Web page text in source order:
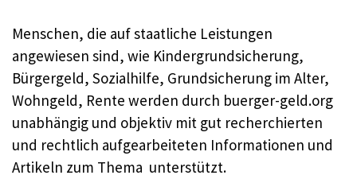
Menschen, die auf staatliche Leistungen
angewiesen sind, wie Kindergrundsicherung,
Bürgergeld, Sozialhilfe, Grundsicherung im Alter,
Wohngeld, Rente werden durch buerger-geld.org
unabhängig und objektiv mit gut recherchierten
und rechtlich aufgearbeiteten Informationen und
Artikeln zum Thema unterstützt.